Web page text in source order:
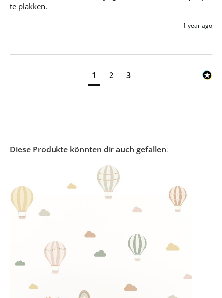
te plakken.
1 year ago
1 2 3
Diese Produkte könnten dir auch gefallen: